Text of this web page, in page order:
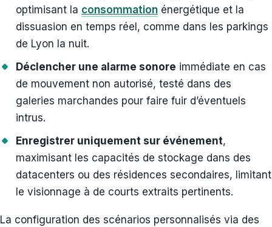
optimisant la consommation énergétique et la
dissuasion en temps réel, comme dans les parkings
de Lyon la nuit.
Déclencher une alarme sonore immédiate en cas
de mouvement non autorisé, testé dans des
galeries marchandes pour faire fuir d’éventuels
intrus.
Enregistrer uniquement sur événement,
maximisant les capacités de stockage dans des
datacenters ou des résidences secondaires, limitant
le visionnage à de courts extraits pertinents.
La configuration des scénarios personnalisés via des